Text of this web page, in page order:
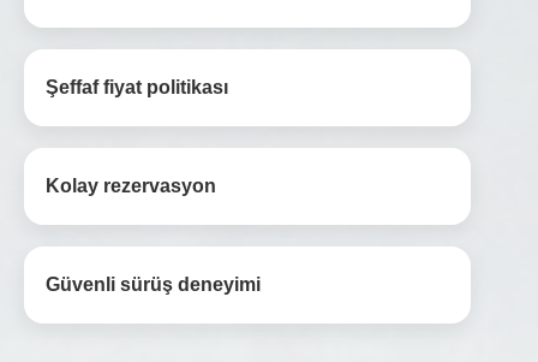
Şeffaf fiyat politikası
Kolay rezervasyon
Güvenli sürüş deneyimi